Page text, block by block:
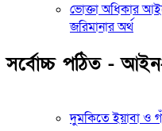
ভোক্তা অধিকার
জরিমানার অর্থ
সর্বোচ্চ পঠিত -
দুমকিতে ইয়াবা ও